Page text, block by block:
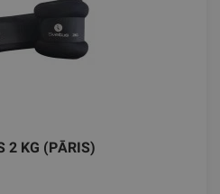
2 KG (PĀRIS)